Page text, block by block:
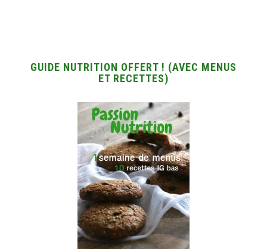
GUIDE NUTRITION OFFERT ! (AVEC MENUS
ET RECETTES)